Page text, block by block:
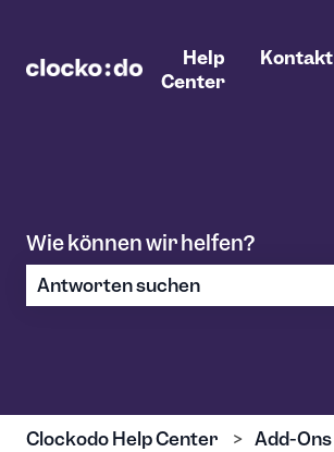
Help
Center
Kontakt
Wie können wir helfen?
Clockodo Help Center Add-Ons